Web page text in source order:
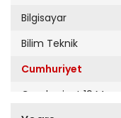
Bilgisayar
Bilim Teknik
Cumhuriyet
Cumhuriyet 19 Mayıs